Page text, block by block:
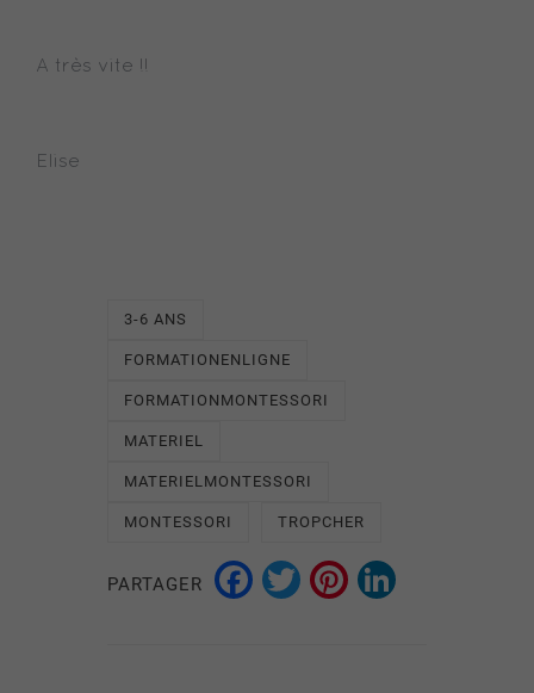
A très vite !!
Elise
3-6 ANS
FORMATIONENLIGNE
FORMATIONMONTESSORI
MATERIEL
MATERIELMONTESSORI
MONTESSORI TROPCHER
PARTAGER Facebook
Twitter
Pinterest